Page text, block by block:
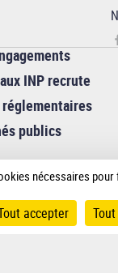
INP recrute
publics
nécessaires
accepter